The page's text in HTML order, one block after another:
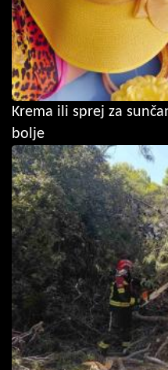
Krema ili sprej za
bolje